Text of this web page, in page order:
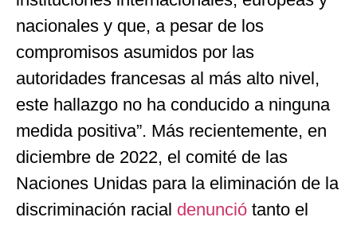
nacionales y que, a pesar de los
compromisos asumidos por las
autoridades francesas al más alto nivel,
este hallazgo no ha conducido a ninguna
medida positiva”. Más recientemente, en
diciembre de 2022, el comité de las
Naciones Unidas para la eliminación de la
discriminación racial denunció tanto el